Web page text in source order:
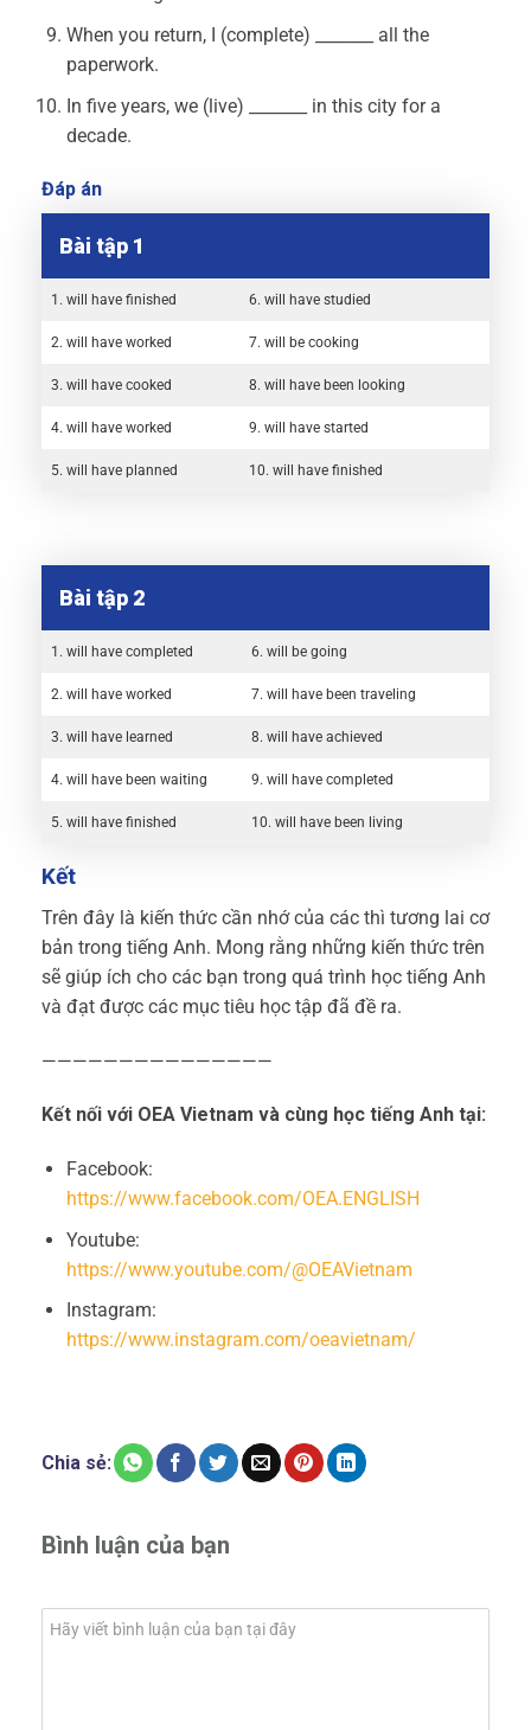
When you return, I (complete) _______ all the
paperwork.
In five years, we (live) _______ in this city for a
decade.
Đáp án
Bài tập 1
1. will have finished 6. will have studied
2. will have worked 7. will be cooking
3. will have cooked 8. will have been looking
4. will have worked 9. will have started
5. will have planned 10. will have finished
Bài tập 2
1. will have completed 6. will be going
2. will have worked 7. will have been traveling
3. will have learned 8. will have achieved
4. will have been waiting 9. will have completed
5. will have finished 10. will have been living
Kết
Trên đây là kiến thức cần nhớ của các thì tương lai cơ
bản trong tiếng Anh. Mong rằng những kiến thức trên
sẽ giúp ích cho các bạn trong quá trình học tiếng Anh
và đạt được các mục tiêu học tập đã đề ra.
———————————————
Kết nối với OEA Vietnam và cùng học tiếng Anh tại:
Facebook:
https://www.facebook.com/OEA.ENGLISH
Youtube:
https://www.youtube.com/@OEAVietnam
Instagram:
https://www.instagram.com/oeavietnam/
Chia sẻ:
Bình luận của bạn